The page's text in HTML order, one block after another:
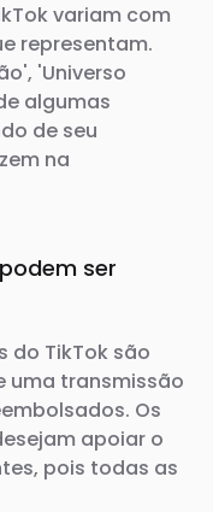
variam com
representam.
'Universo
algumas
de seu
na
ser
do TikTok são
uma transmissão
Os
apoiar o
pois todas as